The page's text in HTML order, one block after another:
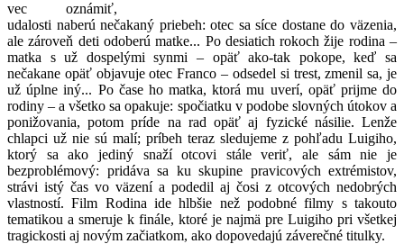
vec oznámiť,
udalosti naberú nečakaný priebeh: otec sa síce dostane do väzenia,
ale zároveň deti odoberú matke... Po desiatich rokoch žije rodina –
matka s už dospelými synmi – opäť ako-tak pokope, keď sa
nečakane opäť objavuje otec Franco – odsedel si trest, zmenil sa, je
už úplne iný... Po čase ho matka, ktorá mu uverí, opäť prijme do
rodiny – a všetko sa opakuje: spočiatku v podobe slovných útokov a
ponižovania, potom príde na rad opäť aj fyzické násilie. Lenže
chlapci už nie sú malí; príbeh teraz sledujeme z pohľadu Luigiho,
ktorý sa ako jediný snaží otcovi stále veriť, ale sám nie je
bezproblémový: pridáva sa ku skupine pravicových extrémistov,
strávi istý čas vo väzení a podedil aj čosi z otcových nedobrých
vlastností. Film Rodina ide hlbšie než podobné filmy s takouto
tematikou a smeruje k finále, ktoré je najmä pre Luigiho pri všetkej
tragickosti aj novým začiatkom, ako dopovedajú záverečné titulky.